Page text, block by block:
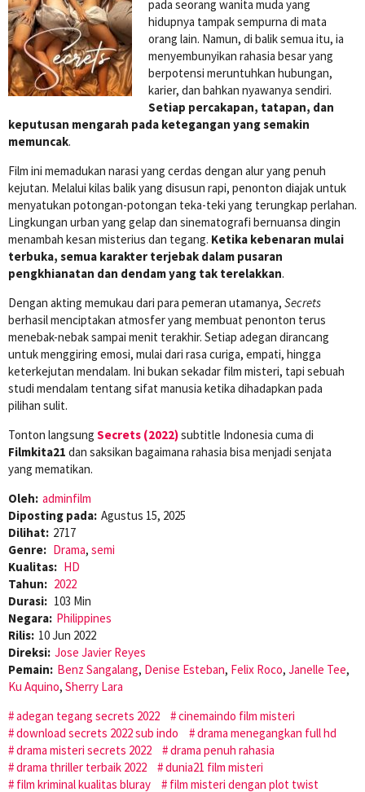
pada seorang wanita muda yang
hidupnya tampak sempurna di mata
orang lain. Namun, di balik semua itu, ia
menyembunyikan rahasia besar yang
berpotensi meruntuhkan hubungan,
karier, dan bahkan nyawanya sendiri.
Setiap percakapan, tatapan, dan
keputusan mengarah pada ketegangan yang semakin
memuncak.
Film ini memadukan narasi yang cerdas dengan alur yang penuh
kejutan. Melalui kilas balik yang disusun rapi, penonton diajak untuk
menyatukan potongan-potongan teka-teki yang terungkap perlahan.
Lingkungan urban yang gelap dan sinematografi bernuansa dingin
menambah kesan misterius dan tegang. Ketika kebenaran mulai
terbuka, semua karakter terjebak dalam pusaran
pengkhianatan dan dendam yang tak terelakkan.
Dengan akting memukau dari para pemeran utamanya, Secrets
berhasil menciptakan atmosfer yang membuat penonton terus
menebak-nebak sampai menit terakhir. Setiap adegan dirancang
untuk menggiring emosi, mulai dari rasa curiga, empati, hingga
keterkejutan mendalam. Ini bukan sekadar film misteri, tapi sebuah
studi mendalam tentang sifat manusia ketika dihadapkan pada
pilihan sulit.
Tonton langsung Secrets (2022)subtitle Indonesia cuma di
Filmkita21 dan saksikan bagaimana rahasia bisa menjadi senjata
yang mematikan.
Oleh: adminfilm
Diposting pada: Agustus 15, 2025
Dilihat: 2717
Genre: Drama, semi
Kualitas: HD
Tahun: 2022
Durasi: 103 Min
Negara: Philippines
Rilis: 10 Jun 2022
Direksi: Jose Javier Reyes
Pemain: Benz Sangalang, Denise Esteban, Felix Roco, Janelle Tee,
Ku Aquino, Sherry Lara
adegan tegang secrets 2022
cinemaindo film misteri
download secrets 2022 sub indo
drama menegangkan full hd
drama misteri secrets 2022
drama penuh rahasia
drama thriller terbaik 2022
dunia21 film misteri
film kriminal kualitas bluray
film misteri dengan plot twist